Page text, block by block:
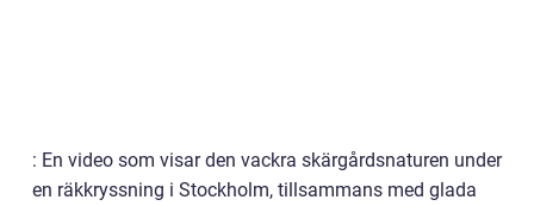
: En video som visar den vackra skärgårdsnaturen under
en räkkryssning i Stockholm, tillsammans med glada